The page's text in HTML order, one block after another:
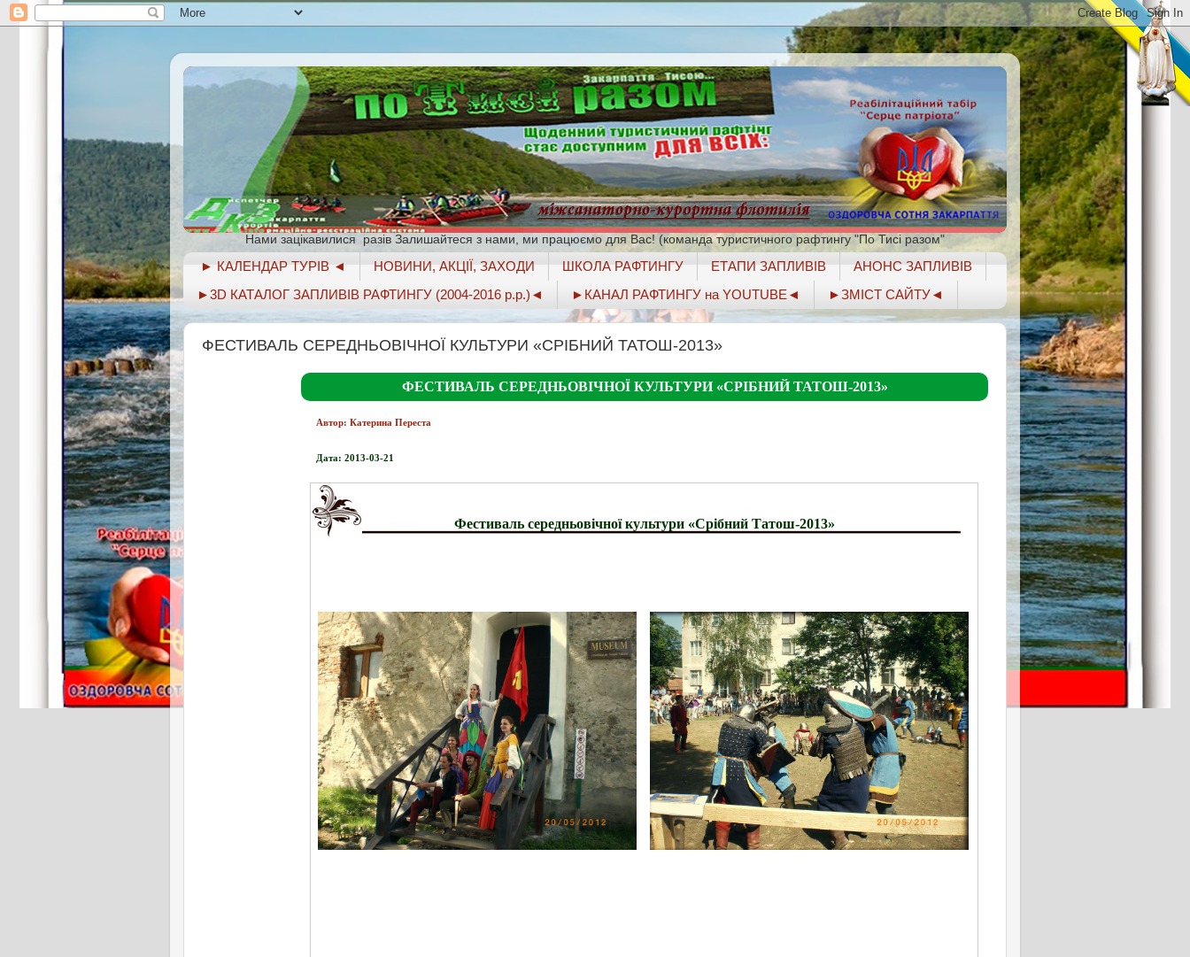
Нами зацікавилися разів Залишайтеся з нами, ми працюємо для Вас! (команда туристичного рафтингу "По Тисі разом"
► КАЛЕНДАР ТУРІВ ◄ НОВИНИ, АКЦІЇ, ЗАХОДИ ШКОЛА РАФТИНГУ ЕТАПИ ЗАПЛИВІВ
АНОНС ЗАПЛИВІВ
►3D КАТАЛОГ ЗАПЛИВІВ РАФТИНГУ (2004-2016 р.р.)◄
►КАНАЛ РАФТИНГУ на YOUTUBE◄ ►ЗМІСТ САЙТУ◄
ФЕСТИВАЛЬ СЕРЕДНЬОВІЧНОЇ КУЛЬТУРИ «СРІБНИЙ ТАТОШ-2013»
ФЕСТИВАЛЬ СЕРЕДНЬОВІЧНОЇ КУЛЬТУРИ «СРІБНИЙ ТАТОШ-2013»
Автор: Катерина Переста
Дата: 2013-03-21
Фестиваль середньовічної культури «Срібний Татош-2013»